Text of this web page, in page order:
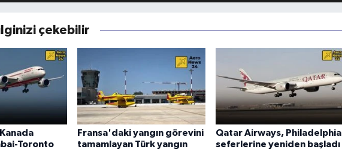
çekebilir
Toronto
Fransa'daki yangın görevini
tamamlayan Türk yangın
Qatar Airways, Philadelphia
seferlerine yeniden başladı